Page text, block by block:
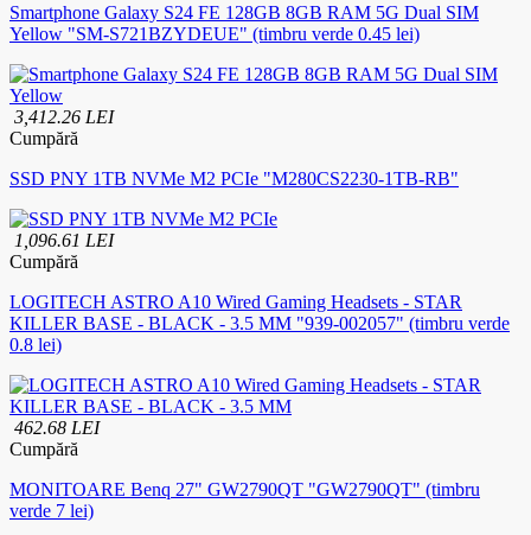
Smartphone Galaxy S24 FE 128GB 8GB RAM 5G Dual SIM
Yellow "SM-S721BZYDEUE" (timbru verde 0.45 lei)
3,412.26 LEI
Cumpără
SSD PNY 1TB NVMe M2 PCIe "M280CS2230-1TB-RB"
1,096.61 LEI
Cumpără
LOGITECH ASTRO A10 Wired Gaming Headsets - STAR
KILLER BASE - BLACK - 3.5 MM "939-002057" (timbru verde
0.8 lei)
462.68 LEI
Cumpără
MONITOARE Benq 27" GW2790QT "GW2790QT" (timbru
verde 7 lei)